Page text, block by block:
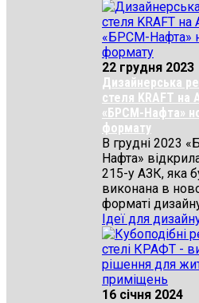
22 грудня 2023
Дизайнерська
стеля KRAFT на
«БРСМ-Нафта»
формату
В грудні 2023
Нафта»
215-у АЗК, яка
виконана в
форматі
Ідеї для
16 січня 2024